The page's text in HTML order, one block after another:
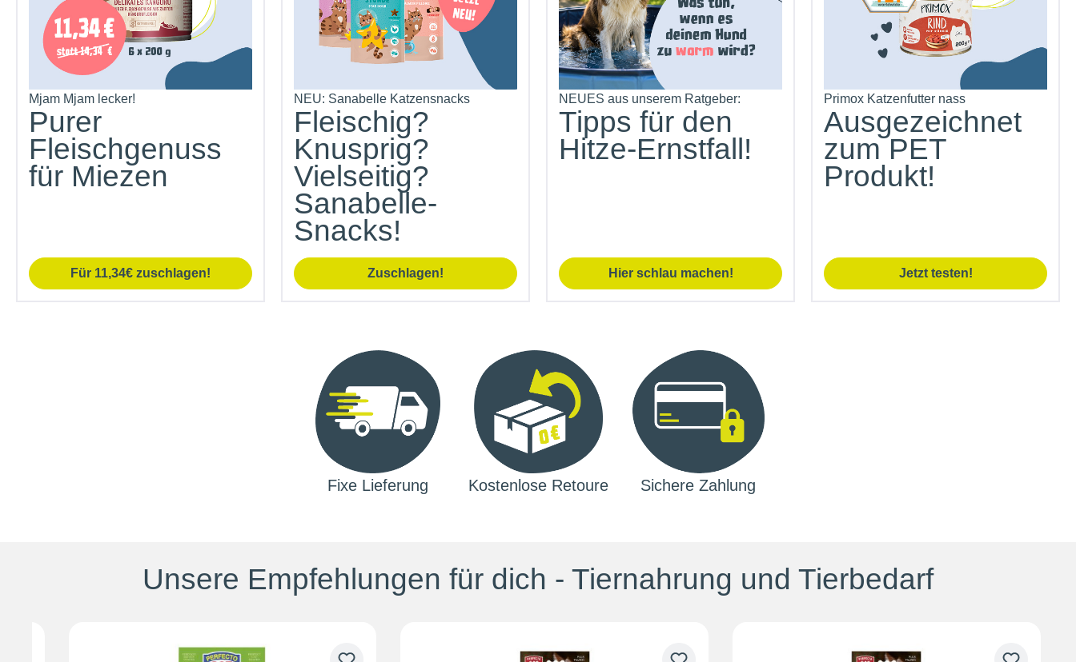
Mjam Mjam lecker!
Purer
Fleischgenuss
für Miezen
Für 11,34€ zuschlagen!
NEU: Sanabelle Katzensnacks
Fleischig?
Knusprig?
Vielseitig?
Sanabelle-
Snacks!
Zuschlagen!
NEUES aus unserem Ratgeber:
Tipps für den
Hitze-Ernstfall!
Hier schlau machen!
Primox Katzenfutter nass
Ausgezeichnet
zum PET
Produkt!
Jetzt testen!
Fixe Lieferung Kostenlose Retoure Sichere Zahlung
Unsere Empfehlungen für dich - Tiernahrung und Tierbedarf